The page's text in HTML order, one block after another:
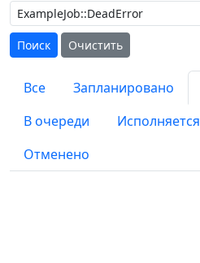
Поиск
Очистить
Все Запланировано
В очереди
Исполняется
Отменено